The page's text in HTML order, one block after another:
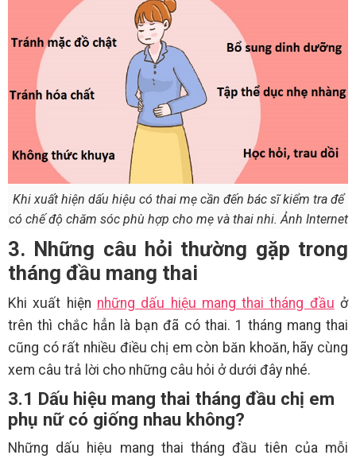
Khi xuất hiện dấu hiệu có thai mẹ cần đến bác sĩ kiểm tra để
có chế độ chăm sóc phù hợp cho mẹ và thai nhi. Ảnh Internet
3. Những câu hỏi thường gặp trong
tháng đầu mang thai
Khi xuất hiện những dấu hiệu mang thai tháng đầu ở
trên thì chắc hẳn là bạn đã có thai. 1 tháng mang thai
cũng có rất nhiều điều chị em còn băn khoăn, hãy cùng
xem câu trả lời cho những câu hỏi ở dưới đây nhé.
3.1 Dấu hiệu mang thai tháng đầu chị em
phụ nữ có giống nhau không?
Những dấu hiệu mang thai tháng đầu tiên của mỗi